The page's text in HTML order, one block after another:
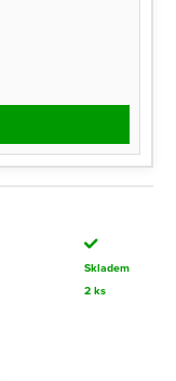
Skladem
2 ks